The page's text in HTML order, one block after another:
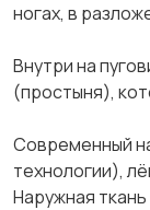
ногах, в
Внутри на
(простыня),
Современный
технологии),
Наружная